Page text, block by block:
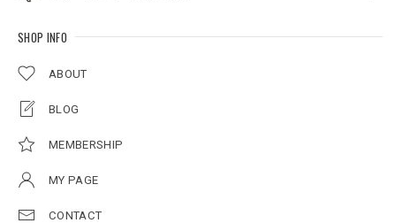
SHOP INFO
ABOUT
BLOG
MEMBERSHIP
MY PAGE
CONTACT